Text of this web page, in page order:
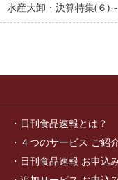
水産大卸・決算特集(６
日刊食品速報とは？
４つのサービス ご紹
日刊食品速報 お申込